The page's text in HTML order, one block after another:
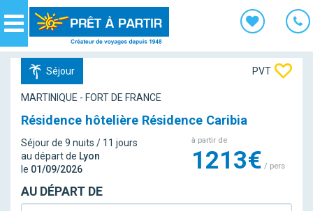
Navigation
Séjour PVT
MARTINIQUE - FORT DE FRANCE
Résidence hôtelière Résidence Caribia
Séjour de 9 nuits / 11 jours
au départ de Lyon
le 01/09/2026
à partir de
1213€ / pers
AU DÉPART DE
Panneau de gestion des cookies